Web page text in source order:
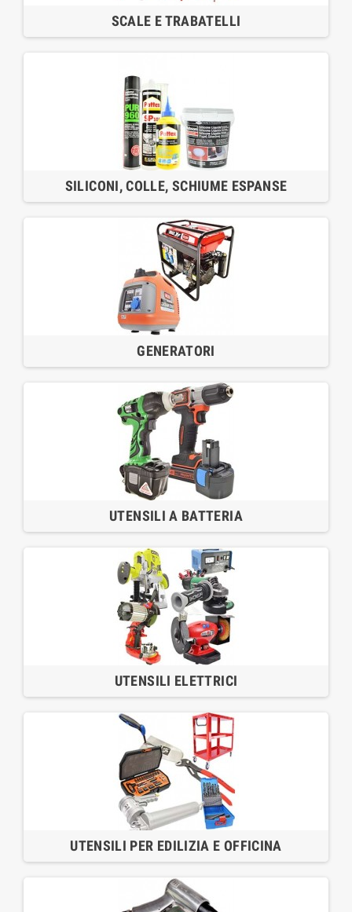
SCALE E TRABATELLI
SILICONI, COLLE, SCHIUME ESPANSE
GENERATORI
UTENSILI A BATTERIA
UTENSILI ELETTRICI
UTENSILI PER EDILIZIA E OFFICINA